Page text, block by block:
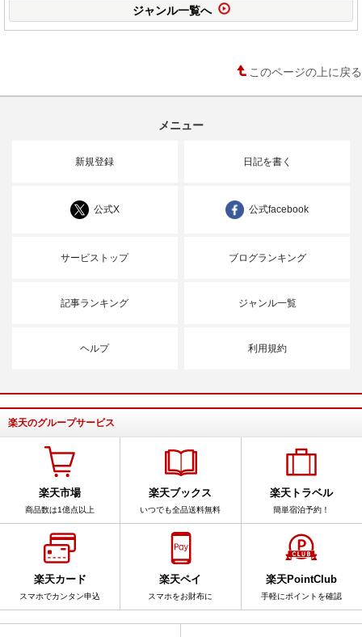
ジャンル一覧へ
このページの上に戻る
メニュー
新規登録 日記を書く
公式X 公式facebook
サービストップ ブログランキング
記事ランキング ジャンル一覧
ヘルプ 利用規約
楽天のグループサービス
楽天市場
商品数は1億点以上
楽天ブックス
いつでも全品送料無料
楽天トラベル
簡単宿泊予約！
楽天カード
スマホでカンタン申込
楽天ペイ
スマホをお財布に
楽天PointClub
手軽にポイントを確認